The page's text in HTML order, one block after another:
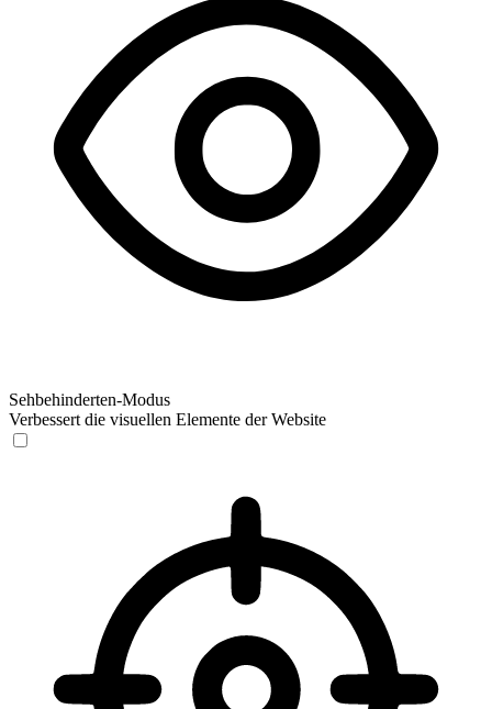
Sehbehinderten-Modus
Verbessert die visuellen Elemente der Website